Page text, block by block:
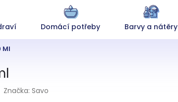
Domácí potřeby Barvy a nátěry
Ml
Značka:Savo